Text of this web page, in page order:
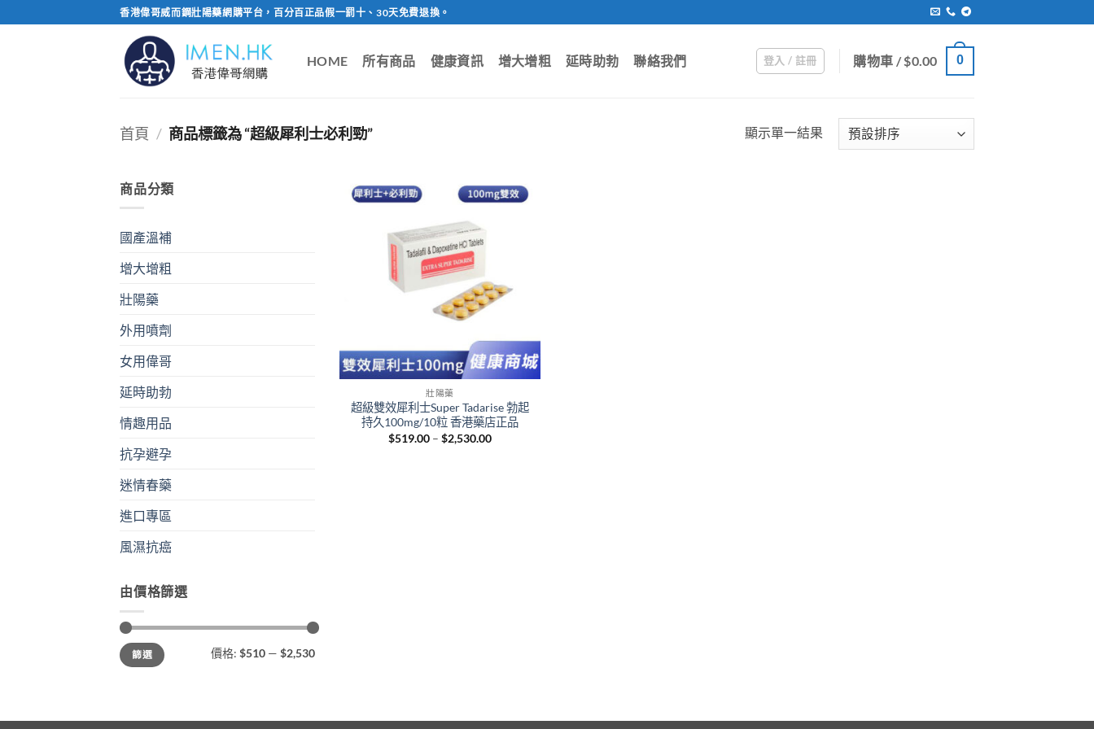
to
香港偉哥威而鋼壯陽藥網購平台，百分百正品假一罰十、30天免費退換。
HOME 所有商品 健康資訊 增大增粗 延時助勃 聯絡我們 登入 / 註冊 購物車 /$0.00 0
首頁 / 商品標籤為 “超級犀利士必利勁” 顯示單一結果
商品分類
國產溫補
增大增粗
壯陽藥
外用噴劑
女用偉哥
延時助勃
情趣用品
抗孕避孕
迷情春藥
進口專區
風濕抗癌
由價格篩選
最
低
價
最
高
價
篩選 價格: $510 — $2,530
壯陽藥
超級雙效犀利士Super Tadarise 勃起
持久100mg/10粒 香港藥店正品
$519.00 – $2,530.00Price